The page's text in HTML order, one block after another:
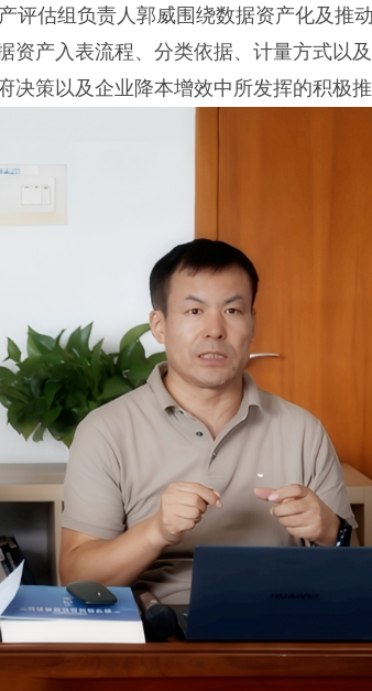
评估组负责人郭威围绕数据资产化及推
资产入表流程、分类依据、计量方式以
决策以及企业降本增效中所发挥的积极推